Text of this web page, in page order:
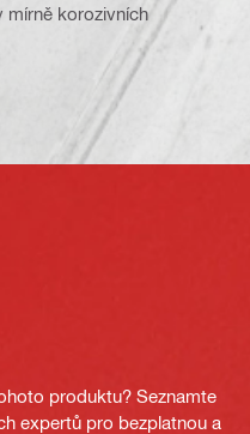
mírně korozivních
produktu? Seznamte
expertů pro bezplatnou a